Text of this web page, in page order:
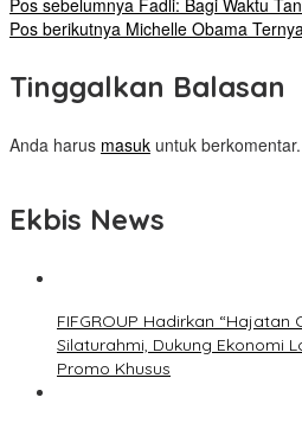
Pos sebelumnya Fadli: Bagi Waktu
Pos berikutnya Michelle Obama
Tinggalkan Balasan
Anda harus masuk untuk berkomentar.
Ekbis News
FIFGROUP Hadirkan “Hajatan
Silaturahmi, Dukung Ekonomi
Promo Khusus